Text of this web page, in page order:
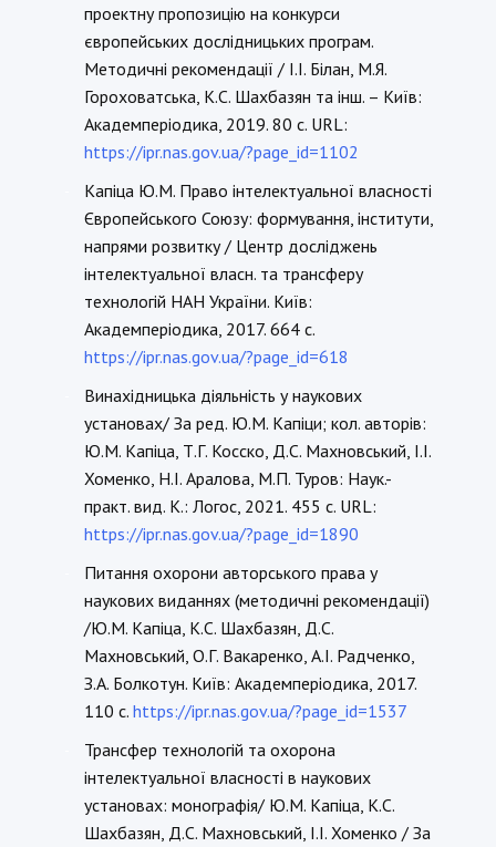
проектну пропозицію на конкурси
європейських дослідницьких програм.
Методичні рекомендації / І.І. Білан, М.Я.
Гороховатська, К.С. Шахбазян та інш. – Київ:
Академперіодика, 2019. 80 с. URL:
https://ipr.nas.gov.ua/?page_id=1102
Капіца Ю.М. Право інтелектуальної власності
Європейського Союзу: формування, інститути,
напрями розвитку / Центр досліджень
інтелектуальної власн. та трансферу
технологій НАН України. Київ:
Академперіодика, 2017. 664 с.
https://ipr.nas.gov.ua/?page_id=618
Винахідницька діяльність у наукових
установах/ За ред. Ю.М. Капіци; кол. авторів:
Ю.М. Капіца, Т.Г. Косско, Д.С. Махновський, І.І.
Хоменко, Н.І. Аралова, М.П. Туров: Наук.-
практ. вид. К.: Логос, 2021. 455 c. URL:
https://ipr.nas.gov.ua/?page_id=1890
Питання охорони авторського права у
наукових виданнях (методичні рекомендації)
/Ю.М. Капіца, К.С. Шахбазян, Д.С.
Махновський, О.Г. Вакаренко, А.І. Радченко,
З.А. Болкотун. Київ: Академперіодика, 2017.
110 с.https://ipr.nas.gov.ua/?page_id=1537
Трансфер технологій та охорона
інтелектуальної власності в наукових
установах: монографія/ Ю.М. Капіца, К.С.
Шахбазян, Д.С. Махновський, І.І. Хоменко / За